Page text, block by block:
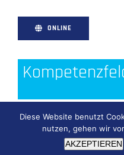
ONLINE
Wälzlager
Diese Website benutzt
nutzen, gehen wir
AKZEPTIEREN